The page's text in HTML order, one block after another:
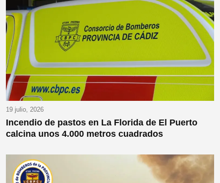
19 julio, 2026
Incendio de pastos en La Florida de El Puerto
calcina unos 4.000 metros cuadrados